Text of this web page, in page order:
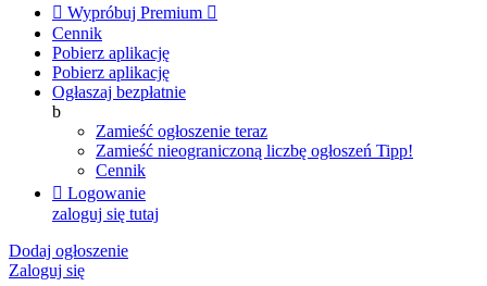
 Wypróbuj Premium 
Cennik
Pobierz aplikację
Pobierz aplikację
Ogłaszaj bezpłatnie
b
Zamieść ogłoszenie teraz
Zamieść nieograniczoną liczbę ogłoszeń Tipp!
Cennik
 Logowanie
zaloguj się tutaj
Dodaj ogłoszenie
Zaloguj się